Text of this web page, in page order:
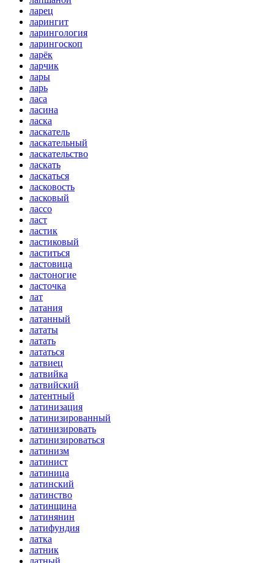
ларец
ларингит
ларингология
ларингоскоп
ларёк
ларчик
лары
ларь
ласа
ласина
ласка
ласкатель
ласкательный
ласкательство
ласкать
ласкаться
ласковость
ласковый
лассо
ласт
ластик
ластиковый
ластиться
ластовица
ластоногие
ласточка
лат
латания
латанный
лататы
латать
лататься
латвиец
латвийка
латвийский
латентный
латинизация
латинизированный
латинизировать
латинизироваться
латинизм
латинист
латиница
латинский
латинство
латинщина
латинянин
латифундия
латка
латник
латный